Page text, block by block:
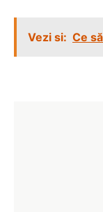
Vezi si: Ce